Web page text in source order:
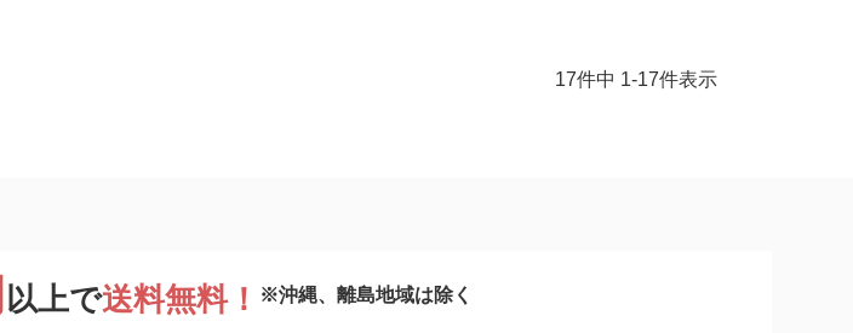
17件中 1-17件表示
以上で送料無料！ ※沖縄、離島地域は除く